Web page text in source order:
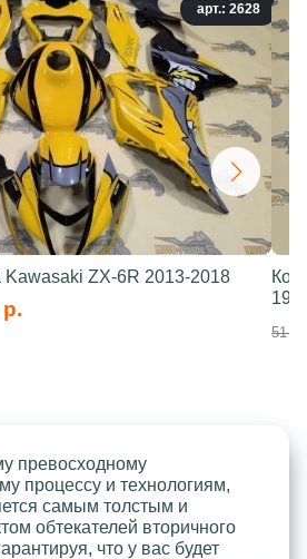
арт.: 2628
Kawasaki ZX-6R 2013-2018
51
превосходному
процессу и технологиям,
самым толстым и
обтекателей вторичного
что у вас будет